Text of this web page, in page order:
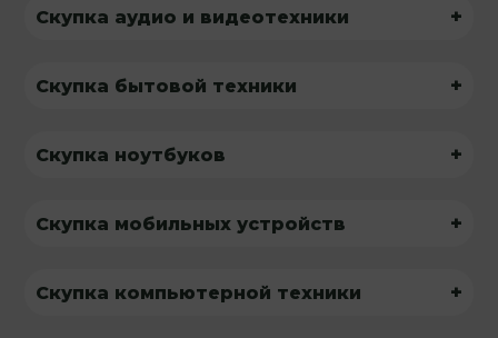
Скупка аудио и видеотехники +
Скупка бытовой техники +
Скупка ноутбуков +
Скупка мобильных устройств +
Скупка компьютерной техники +